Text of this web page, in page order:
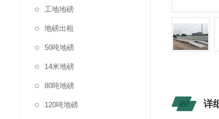
工地地磅
地磅出租
50吨地磅
14米地磅
80吨地磅
120吨地磅 详